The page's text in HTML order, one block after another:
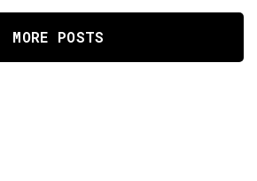
MORE POSTS